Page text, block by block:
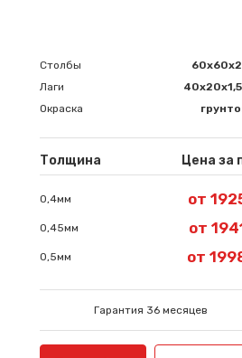
Столбы
Лаги
Окраска
Толщина Цена за
0,4мм от
0,45мм от
0,5мм от
Гарантия 36 месяцев